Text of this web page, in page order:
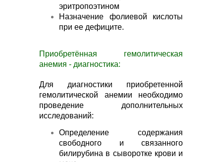
эритропоэтином
Назначение фолиевой кислоты
при ее дефиците.
Приобретённая гемолитическая
анемия - диагностика:
Для диагностики приобретенной
гемолитической анемии необходимо
проведение дополнительных
исследований:
Определение содержания
свободного и связанного
билирубина в сыворотке крови и